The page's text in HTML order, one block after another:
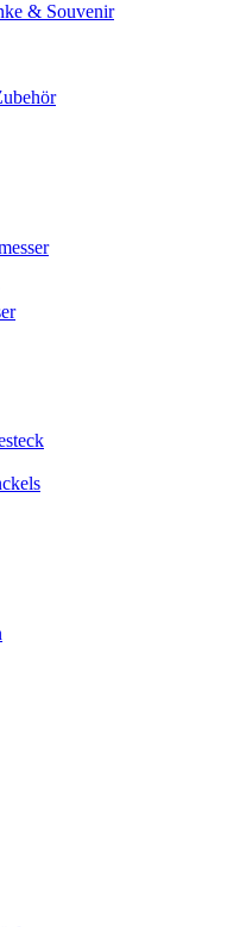
& Souvenir